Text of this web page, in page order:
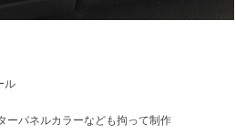
ル
ーパネルカラーなども拘って制作